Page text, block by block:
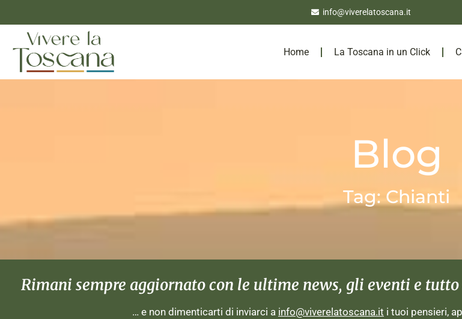
info@viverelatoscana.it
Home La Toscana in un Click
Blog
Tag: Chianti
Rimani sempre aggiornato con le ultime news, gli eventi e tutto
… e non dimenticarti di inviarci a info@viverelatoscana.it i tuoi pensieri,